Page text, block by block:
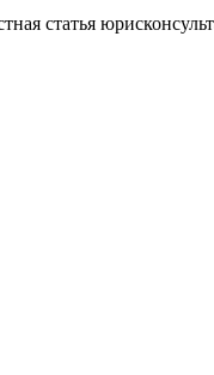
статья